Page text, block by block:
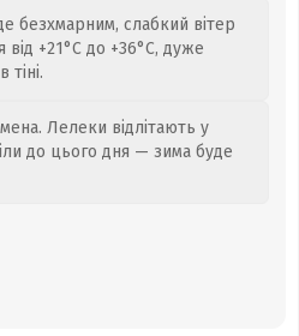
безхмарним, слабкий вітер
+21°C до +36°C, дуже
Лелеки відлітають у
до цього дня — зима буде